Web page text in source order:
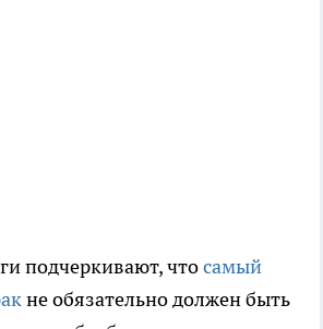
подчеркивают, чтосамый
не обязательно должен быть